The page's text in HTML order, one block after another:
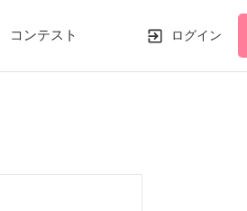
コンテスト ログイン